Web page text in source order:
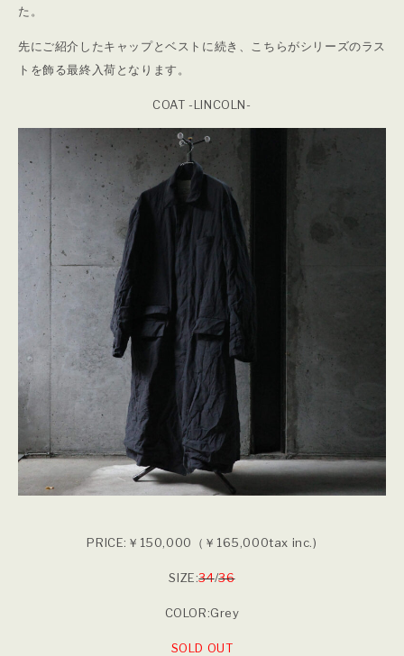
た。
先にご紹介したキャップとベストに続き、こちらがシリーズのラス
トを飾る最終入荷となります。
COAT -LINCOLN-
PRICE:￥150,000（￥165,000tax inc.)
SIZE:34/36
COLOR:Grey
SOLD OUT